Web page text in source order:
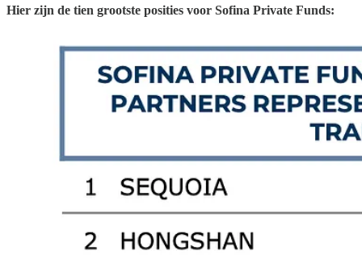
Hier zijn de tien grootste posities voor Sofina Private Funds: